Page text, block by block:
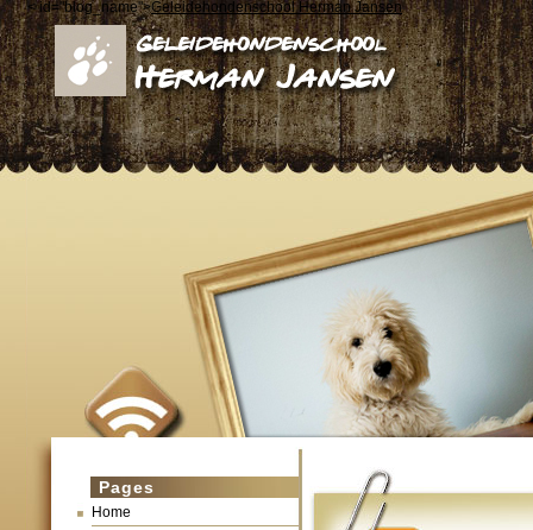
< id="blog_name">Geleidehondenschool Herman Jansen
Pages
Home